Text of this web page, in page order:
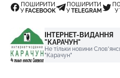
ПОШИРИТИ
УFACEBOOK
ПОШИРИТИ
УTELEGRAM
У
ІНТЕРНЕТ-ВИДАННЯ
"КАРАЧУН"
Не тільки новини
"Карачун"